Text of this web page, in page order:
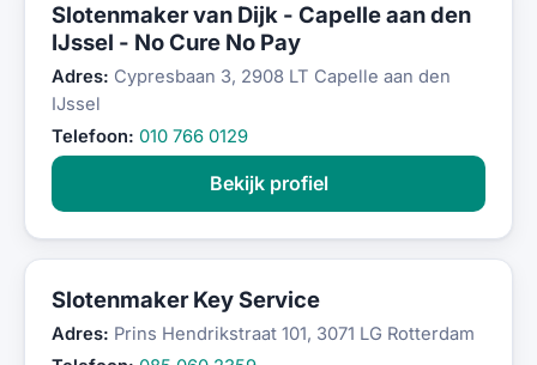
Slotenmaker van Dijk - Capelle aan den
IJssel - No Cure No Pay
Adres: Cypresbaan 3, 2908 LT Capelle aan den
IJssel
Telefoon: 010 766 0129
Bekijk profiel
Slotenmaker Key Service
Adres: Prins Hendrikstraat 101, 3071 LG Rotterdam